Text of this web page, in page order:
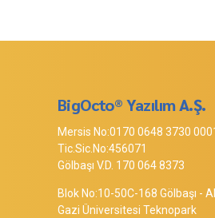
BigOcto® Yazılım A.Ş.
Mersis No:0170 0648 3730
Tic.Sic.No:456071
Gölbaşı V.D. 170 064 8373
Blok No:10-50C-168 Gölbaşı -
Gazi Üniversitesi Teknopark